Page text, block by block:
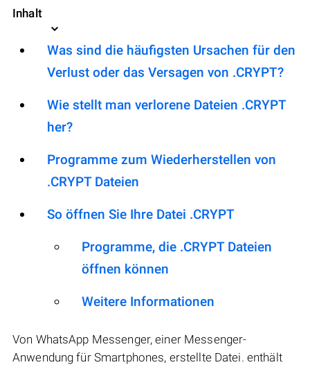
Inhalt
Was sind die häufigsten Ursachen für den
Verlust oder das Versagen von .CRYPT?
Wie stellt man verlorene Dateien .CRYPT
her?
Programme zum Wiederherstellen von
.CRYPT Dateien
So öffnen Sie Ihre Datei .CRYPT
Programme, die .CRYPT Dateien
öffnen können
Weitere Informationen
Von WhatsApp Messenger, einer Messenger-
Anwendung für Smartphones, erstellte Datei. enthält